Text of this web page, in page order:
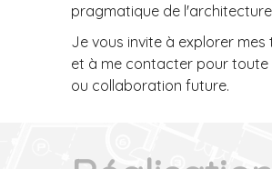
pragmatique de
Je vous invite à explorer mes
et à me contacter pour toute
ou collaboration future.